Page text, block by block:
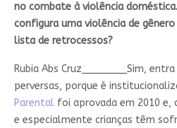
no combate à violência
configura uma violência de
lista de retrocessos?
Rubia Abs Cruz________ Sim,
perversas, porque é
Parental foi aprovada em 2010 e,
e especialmente crianças têm